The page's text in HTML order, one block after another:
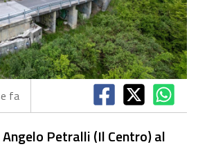
fa
Petralli (Il Centro) al